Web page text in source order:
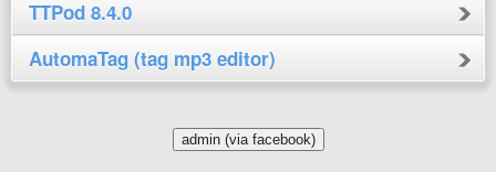
TTPod 8.4.0
AutomaTag (tag mp3 editor)